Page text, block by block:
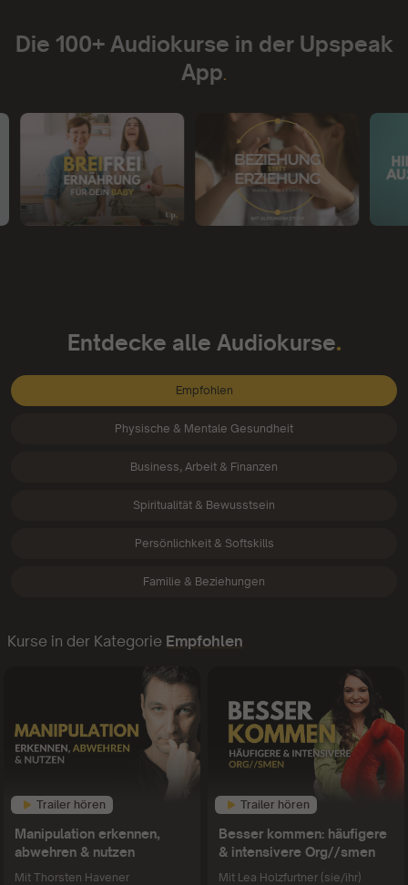
Die 100+ Audiokurse in der Upspeak
App.
Entdecke alle Audiokurse.
Empfohlen
Physische & Mentale Gesundheit
Business, Arbeit & Finanzen
Spiritualität & Bewusstsein
Persönlichkeit & Softskills
Familie & Beziehungen
Kurse in der Kategorie Empfohlen
Trailer hören
Manipulation erkennen,
abwehren & nutzen
Mit Thorsten Havener
Trailer hören
Besser kommen: häufigere
& intensivere Org//smen
Mit Lea Holzfurtner (sie/ihr)